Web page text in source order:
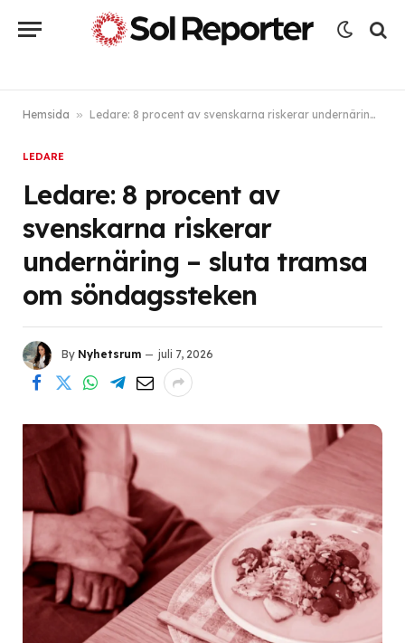
Hemsida » Ledare: 8 procent av svenskarna riskerar undernäring – sluta tramsa om söndagssteken
LEDARE
Ledare: 8 procent av
svenskarna riskerar
undernäring – sluta tramsa
om söndagssteken
By Nyhetsrum juli 7, 2026